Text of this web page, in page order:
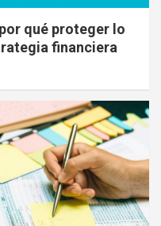
qué proteger lo
financiera